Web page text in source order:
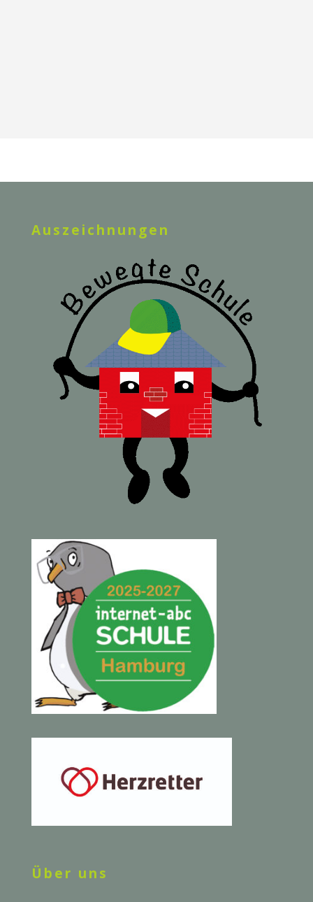
Auszeichnungen
Über uns